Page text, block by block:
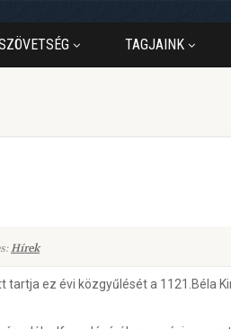
TAGJAINK
Hírek
ez évi közgyűlését a 1121.Béla